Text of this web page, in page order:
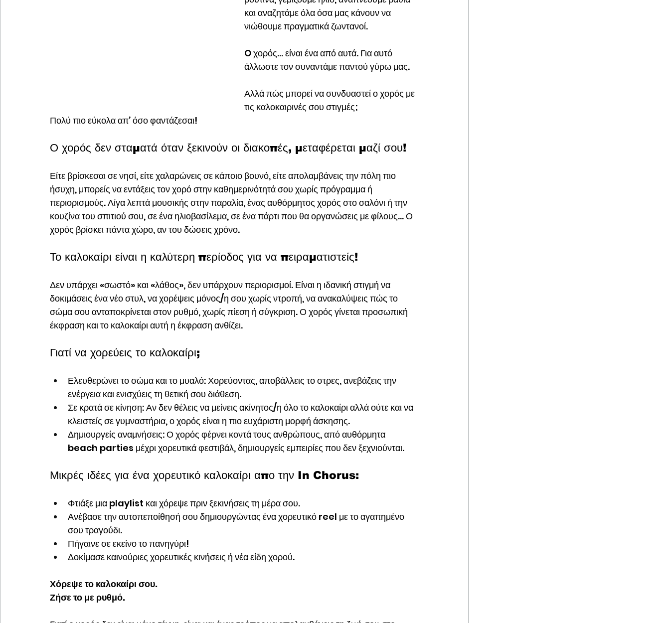
και αναζητάμε όλα όσα μας κάνουν να
νιώθουμε πραγματικά ζωντανοί.
O χορός… είναι ένα από αυτά. Για αυτό
άλλωστε τον συναντάμε παντού γύρω μας.
Αλλά πώς μπορεί να συνδυαστεί ο χορός με
τις καλοκαιρινές σου στιγμές;
Πολύ πιο εύκολα απ’ όσο φαντάζεσαι!
Ο χορός δεν σταματά όταν ξεκινούν οι διακοπές, μεταφέρεται μαζί σου!
Είτε βρίσκεσαι σε νησί, είτε χαλαρώνεις σε κάποιο βουνό, είτε απολαμβάνεις την πόλη πιο
ήσυχη, μπορείς να εντάξεις τον χορό στην καθημερινότητά σου χωρίς πρόγραμμα ή
περιορισμούς. Λίγα λεπτά μουσικής στην παραλία, ένας αυθόρμητος χορός στο σαλόνι ή την
κουζίνα του σπιτιού σου, σε ένα ηλιοβασίλεμα, σε ένα πάρτι που θα οργανώσεις με φίλους… Ο
χορός βρίσκει πάντα χώρο, αν του δώσεις χρόνο.
Το καλοκαίρι είναι η καλύτερη περίοδος για να πειραματιστείς!
Δεν υπάρχει «σωστό» και «λάθος», δεν υπάρχουν περιορισμοί. Είναι η ιδανική στιγμή να
δοκιμάσεις ένα νέο στυλ, να χορέψεις μόνος/η σου χωρίς ντροπή, να ανακαλύψεις πώς το
σώμα σου ανταποκρίνεται στον ρυθμό, χωρίς πίεση ή σύγκριση. Ο χορός γίνεται προσωπική
έκφραση και το καλοκαίρι αυτή η έκφραση ανθίζει.
Γιατί να χορεύεις το καλοκαίρι;
Ελευθερώνει το σώμα και το μυαλό: Χορεύοντας, αποβάλλεις το στρες, ανεβάζεις την
ενέργεια και ενισχύεις τη θετική σου διάθεση.
Σε κρατά σε κίνηση: Αν δεν θέλεις να μείνεις ακίνητος/η όλο το καλοκαίρι αλλά ούτε και να
κλειστείς σε γυμναστήρια, ο χορός είναι η πιο ευχάριστη μορφή άσκησης.
Δημιουργείς αναμνήσεις: Ο χορός φέρνει κοντά τους ανθρώπους, από αυθόρμητα
beach parties μέχρι χορευτικά φεστιβάλ, δημιουργείς εμπειρίες που δεν ξεχνιούνται.
Μικρές ιδέες για ένα χορευτικό καλοκαίρι απο την In Chorus:
Φτιάξε μια playlist και χόρεψε πριν ξεκινήσεις τη μέρα σου.
Ανέβασε την αυτοπεποίθησή σου δημιουργώντας ένα χορευτικό reel με το αγαπημένο
σου τραγούδι.
Πήγαινε σε εκείνο το πανηγύρι!
Δοκίμασε καινούριες χορευτικές κινήσεις ή νέα είδη χορού.
Χόρεψε το καλοκαίρι σου.
Ζήσε το με ρυθμό.